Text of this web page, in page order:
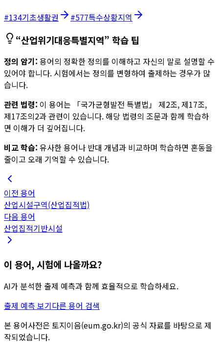
#134기초생활권 #577특수상황지역
“산업위기대응특별지역” 학습 팁
정의 암기: 용어의 정확한 정의를 이해하고 자신의 말로 설명할 수
있어야 합니다. 시험에서는 정의를 변형하여 출제하는 경우가 많
습니다.
관련 법령: 이 용어는
「국가균형발전 특별법」 제2조, 제17조,
제17조의2과 관련이 있습니다. 해당 법령의 조문과 함께 학습하
면 이해가 더 깊어집니다.
비교 학습: 유사한 용어나 반대 개념과 비교하며 학습하면 혼동을
줄이고 오래 기억할 수 있습니다.
이전 용어
산업시설구역(산업집적법)
다음 용어
산업집적기반시설
이 용어, 시험에 나올까요?
AI가 분석한 출제 예측과 함께 효율적으로 학습하세요.
출제 예측 보기다른 용어 검색
본 용어사전은 토지이음(eum.go.kr)의 공식 자료를 바탕으로 제
작되었습니다.